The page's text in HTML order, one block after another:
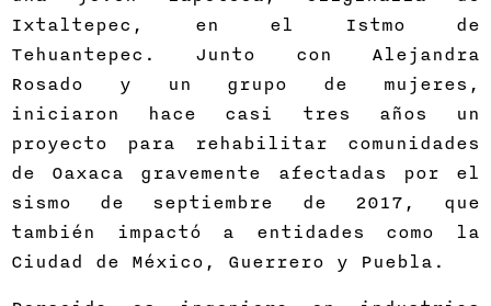
Ixtaltepec, en el Istmo de
Tehuantepec. Junto con Alejandra
Rosado y un grupo de mujeres,
iniciaron hace casi tres años un
proyecto para rehabilitar comunidades
de Oaxaca gravemente afectadas por el
sismo de septiembre de 2017, que
también impactó a entidades como la
Ciudad de México, Guerrero y Puebla.